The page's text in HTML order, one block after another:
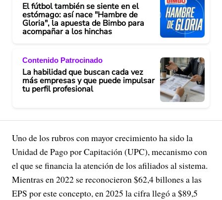
El fútbol también se siente en el
estómago: así nace "Hambre de
Gloria", la apuesta de Bimbo para
acompañar a los hinchas
Contenido Patrocinado
La habilidad que buscan cada vez
más empresas y que puede impulsar
tu perfil profesional
Uno de los rubros con mayor crecimiento ha sido la
Unidad de Pago por Capitación (UPC), mecanismo con
el que se financia la atención de los afiliados al sistema.
Mientras en 2022 se reconocieron $62,4 billones a las
EPS por este concepto, en 2025 la cifra llegó a $89,5